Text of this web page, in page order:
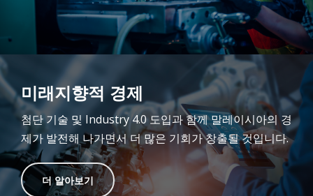
미래지향적 경제
첨단 기술 및 Industry 4.0 도입과 함께 말레이시아의 경
제가 발전해 나가면서 더 많은 기회가 창출될 것입니다.
더 알아보기